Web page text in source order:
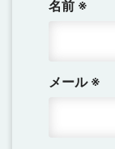
名前 ※
メール ※